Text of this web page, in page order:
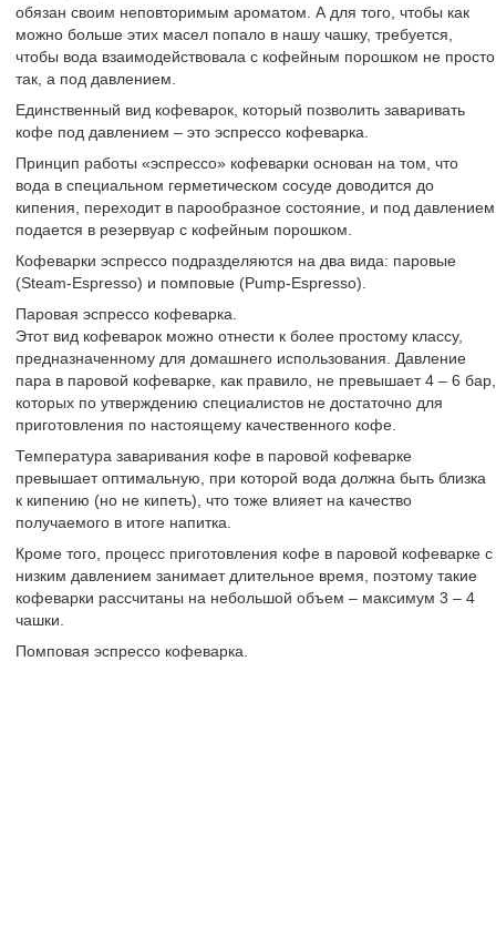
обязан своим неповторимым ароматом. А для того, чтобы как
можно больше этих масел попало в нашу чашку, требуется,
чтобы вода взаимодействовала с кофейным порошком не просто
так, а под давлением.
Единственный вид кофеварок, который позволить заваривать
кофе под давлением – это эспрессо кофеварка.
Принцип работы «эспрессо» кофеварки основан на том, что
вода в специальном герметическом сосуде доводится до
кипения, переходит в парообразное состояние, и под давлением
подается в резервуар с кофейным порошком.
Кофеварки эспрессо подразделяются на два вида: паровые
(Steam-Espresso) и помповые (Pump-Espresso).
Паровая эспрессо кофеварка.
Этот вид кофеварок можно отнести к более простому классу,
предназначенному для домашнего использования. Давление
пара в паровой кофеварке, как правило, не превышает 4 – 6 бар,
которых по утверждению специалистов не достаточно для
приготовления по настоящему качественного кофе.
Температура заваривания кофе в паровой кофеварке
превышает оптимальную, при которой вода должна быть близка
к кипению (но не кипеть), что тоже влияет на качество
получаемого в итоге напитка.
Кроме того, процесс приготовления кофе в паровой кофеварке с
низким давлением занимает длительное время, поэтому такие
кофеварки рассчитаны на небольшой объем – максимум 3 – 4
чашки.
Помповая эспрессо кофеварка.